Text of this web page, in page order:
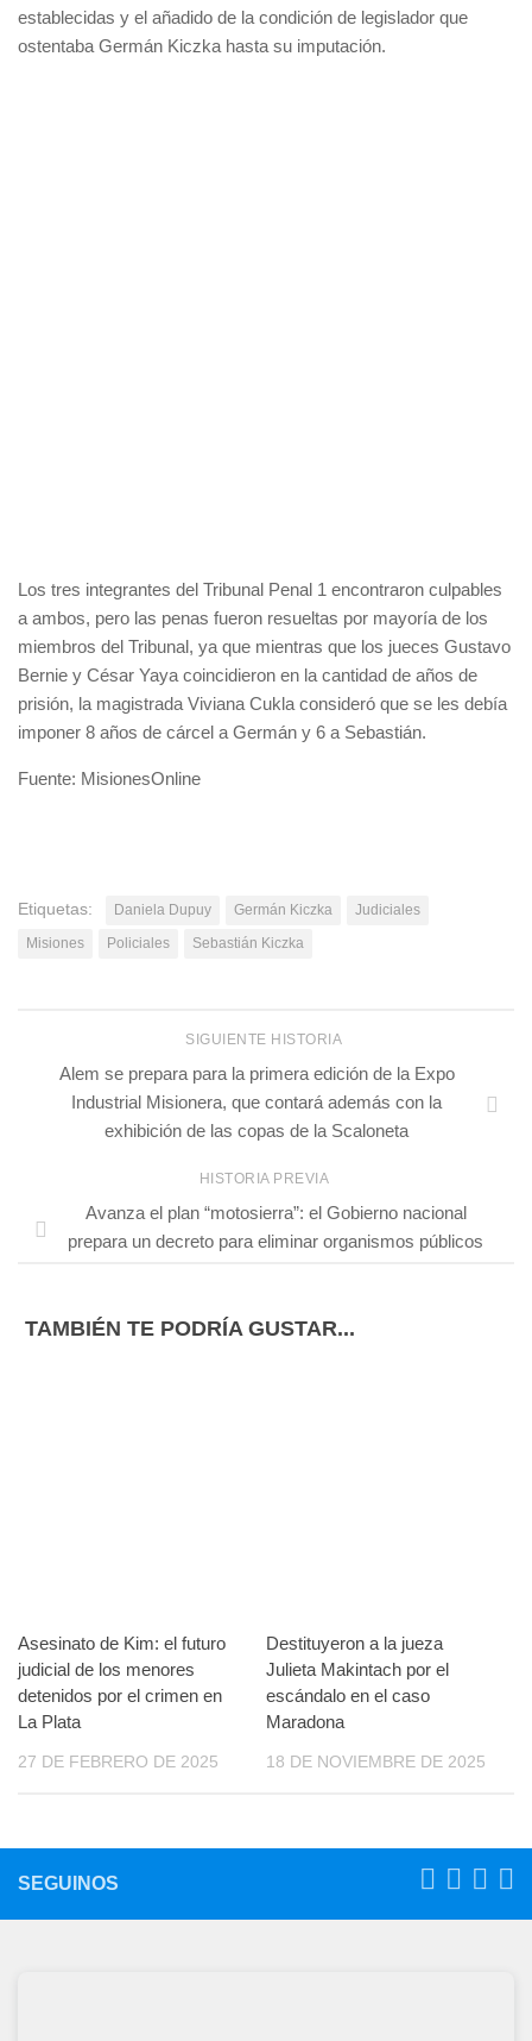
establecidas y el añadido de la condición de legislador que
ostentaba Germán Kiczka hasta su imputación.
Los tres integrantes del Tribunal Penal 1 encontraron culpables
a ambos, pero las penas fueron resueltas por mayoría de los
miembros del Tribunal, ya que mientras que los jueces Gustavo
Bernie y César Yaya coincidieron en la cantidad de años de
prisión, la magistrada Viviana Cukla consideró que se les debía
imponer 8 años de cárcel a Germán y 6 a Sebastián.
Fuente: MisionesOnline
Etiquetas: Daniela Dupuy Germán Kiczka
Judiciales
Misiones
Policiales Sebastián Kiczka
SIGUIENTE HISTORIA
Alem se prepara para la primera edición de la Expo
Industrial Misionera, que contará además con la
exhibición de las copas de la Scaloneta
HISTORIA PREVIA
Avanza el plan “motosierra”: el Gobierno nacional
prepara un decreto para eliminar organismos públicos
TAMBIÉN TE PODRÍA GUSTAR...
Asesinato de Kim: el futuro
judicial de los menores
detenidos por el crimen en
La Plata
27 DE FEBRERO DE 2025
Destituyeron a la jueza
Julieta Makintach por el
escándalo en el caso
Maradona
18 DE NOVIEMBRE DE 2025
SEGUINOS